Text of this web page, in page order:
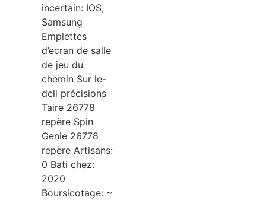
incertain: IOS,
Samsung
Emplettes
d’ecran de salle
de jeu du
chemin Sur le-
deli précisions
Taire 26778
repère Spin
Genie 26778
repère Artisans:
0 Bati chez:
2020
Boursicotage: ~